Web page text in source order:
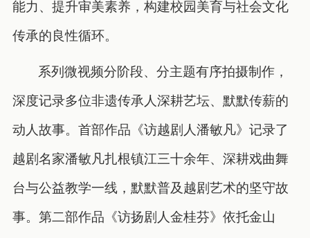
能力、提升审美素养，构建校园美育与社会文化
传承的良性循环。
系列微视频分阶段、分主题有序拍摄制作，
深度记录多位非遗传承人深耕艺坛、默默传薪的
动人故事。首部作品《访越剧人潘敏凡》记录了
越剧名家潘敏凡扎根镇江三十余年、深耕戏曲舞
台与公益教学一线，默默普及越剧艺术的坚守故
事。第二部作品《访扬剧人金桂芬》依托金山